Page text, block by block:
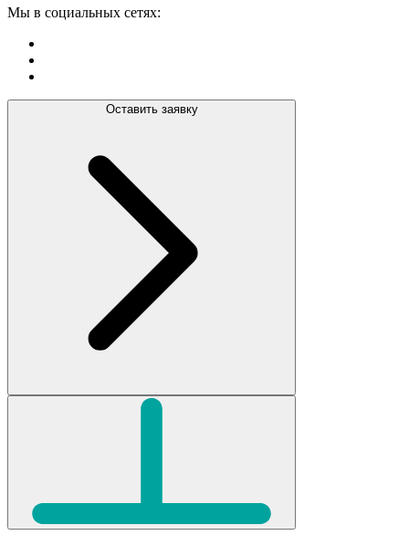
Мы в социальных сетях:
Оставить заявку